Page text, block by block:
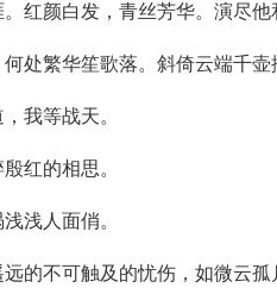
颜白发，青丝芳华。演尽他
繁华笙歌落。斜倚云端千壶
我等战天。
红的相思。
浅人面俏。
不可触及的忧伤，如微云孤